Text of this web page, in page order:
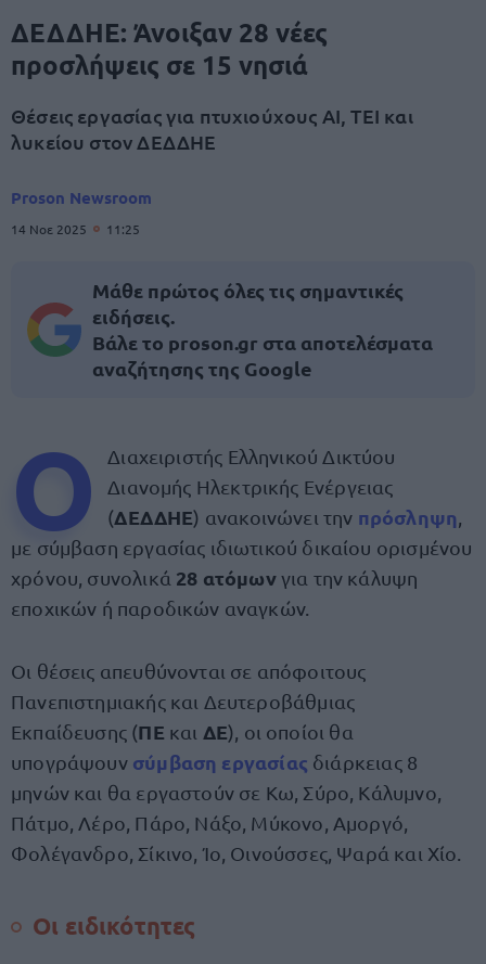
ΔΕΔΔΗΕ: Άνοιξαν 28 νέες
προσλήψεις σε 15 νησιά
Θέσεις εργασίας για πτυχιούχους ΑΙ, ΤΕΙ και
λυκείου στον ΔΕΔΔΗΕ
Proson Newsroom
14 Νοε 2025 11:25
Μάθε πρώτος όλες τις σημαντικές
ειδήσεις.
Βάλε το proson.gr στα αποτελέσματα
αναζήτησης της Google
Ο
Διαχειριστής Ελληνικού Δικτύου
Διανομής Ηλεκτρικής Ενέργειας
(ΔΕΔΔΗΕ) ανακοινώνει την πρόσληψη
με σύμβαση εργασίας ιδιωτικού δικαίου ορισμένου
χρόνου, συνολικά 28 ατόμωνγια την κάλυψη
εποχικών ή παροδικών αναγκών.
Οι θέσεις απευθύνονται σε απόφοιτους
Πανεπιστημιακής και Δευτεροβάθμιας
Εκπαίδευσης (ΠΕ και ΔΕ), οι οποίοι θα
υπογράψουν σύμβαση εργασίας διάρκειας 8
μηνών και θα εργαστούν σε Κω, Σύρο, Κάλυμνο,
Πάτμο, Λέρο, Πάρο, Νάξο, Μύκονο, Αμοργό,
Φολέγανδρο, Σίκινο, Ίο, Οινούσσες, Ψαρά και Χίο.
Οι ειδικότητες